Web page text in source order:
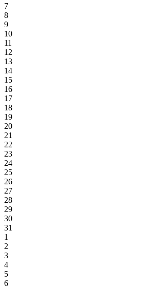
7
8
9
10
11
12
13
14
15
16
17
18
19
20
21
22
23
24
25
26
27
28
29
30
31
1
2
3
4
5
6